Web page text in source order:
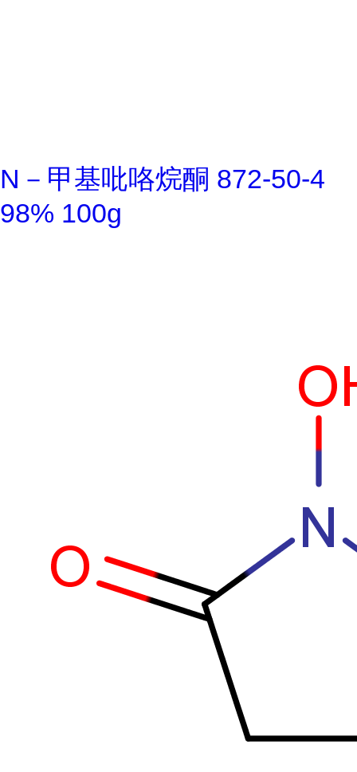
N－甲基吡咯烷酮 872-50-4
98% 100g